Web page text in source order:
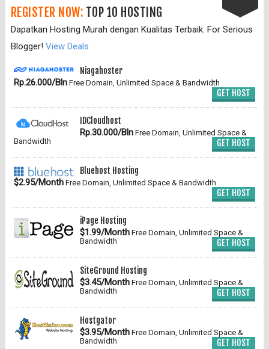
REGISTER NOW: TOP 10 HOSTING
Dapatkan Hosting Murah dengan Kualitas Terbaik. For Serious
Blogger! View Deals
Niagahoster
Rp.26.000/BlnFree Domain, Unlimited Space & Bandwidth
GET HOST
IDCloudhost
Rp.30.000/BlnFree Domain, Unlimited Space &
Bandwidth
GET HOST
Bluehost Hosting
$2.95/MonthFree Domain, Unlimited Space & Bandwidth
GET HOST
iPage Hosting
$1.99/MonthFree Domain, Unlimited Space &
Bandwidth
GET HOST
SiteGround Hosting
$3.45/MonthFree Domain, Unlimited Space &
Bandwidth
GET HOST
Hostgator
$3.95/MonthFree Domain, Unlimited Space &
Bandwidth
GET HOST